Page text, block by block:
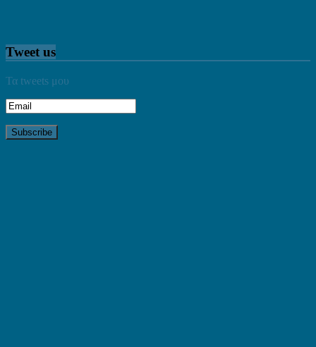
Tweet us
Τα tweets μου